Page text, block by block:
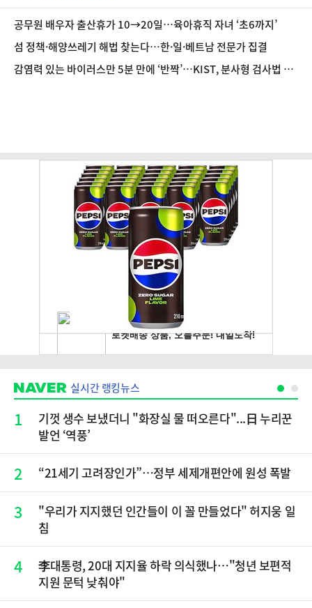
공무원 배우자 출산휴가 10→20일…육아휴직 자녀 ‘초6까지’
섬 정책·해양쓰레기 해법 찾는다…한·일·베트남 전문가 집결
감염력 있는 바이러스만 5분 만에 ‘반짝’…KIST, 분사형 검사법 개
실시간 랭킹뉴스
1
기껏 생수 보냈더니 "화장실 물 떠오른다"...日 누리꾼
발언 ‘역풍’
2 “21세기 고려장인가”…정부 세제개편안에 원성 폭발
3
"우리가 지지했던 인간들이 이 꼴 만들었다" 허지웅 일
침
4
李대통령, 20대 지지율 하락 의식했나…"청년 보편적
지원 문턱 낮춰야"